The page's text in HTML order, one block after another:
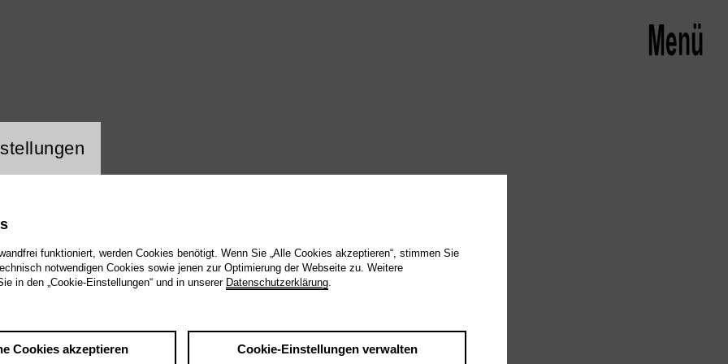
funktioniert, werden Cookies benötigt. Wenn Sie „Alle Cookies akzeptieren“, stimmen Sie
notwendigen Cookies sowie jenen zur Optimierung der Webseite zu. Weitere
in den „Cookie-Einstellungen“ und in unserer Datenschutzerklärung.
Cookies akzeptieren Cookie-Einstellungen verwalten
Menü
Menü schließen
erscheint monatlich und wird laufend um neue Termine ergänzt.